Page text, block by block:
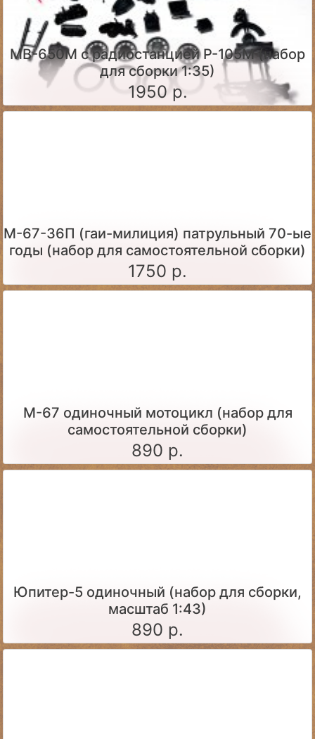
МВ-650М с радиостанцией Р-105М (набор
для сборки 1:35)
1950 р.
М-67-36П (гаи-милиция) патрульный 70-ые
годы (набор для самостоятельной сборки)
1750 р.
М-67 одиночный мотоцикл (набор для
самостоятельной сборки)
890 р.
Юпитер-5 одиночный (набор для сборки,
масштаб 1:43)
890 р.